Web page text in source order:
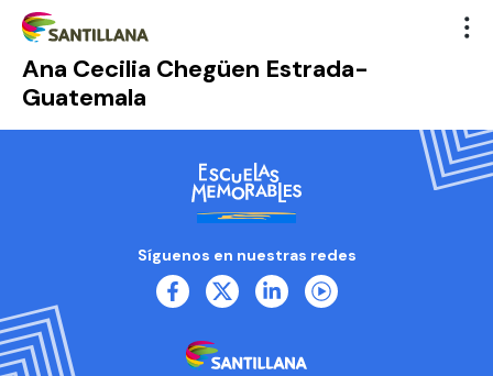
Ana Cecilia Chegüen Estrada-
Guatemala
Síguenos en nuestras redes